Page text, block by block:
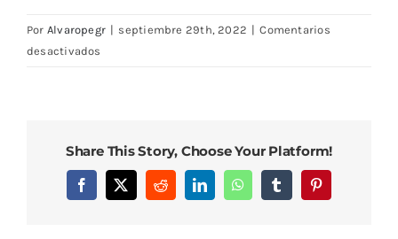
Por Alvaropegr | septiembre 29th, 2022 | Comentarios
desactivados
Share This Story, Choose Your Platform!
Facebook
X RedditLinkedInWhatsAppTumblrPinterest